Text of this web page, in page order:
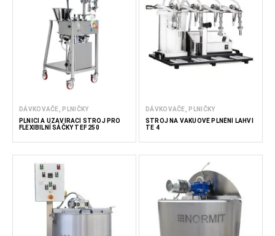
DÁVKOVAČE, PLNIČKY
PLNICÍ A UZAVÍRACÍ STROJ PRO
FLEXIBILNÍ SÁČKY TEF 250
DÁVKOVAČE, PLNIČKY
STROJ NA VAKUOVÉ PLNĚNÍ LAHVÍ
TE 4